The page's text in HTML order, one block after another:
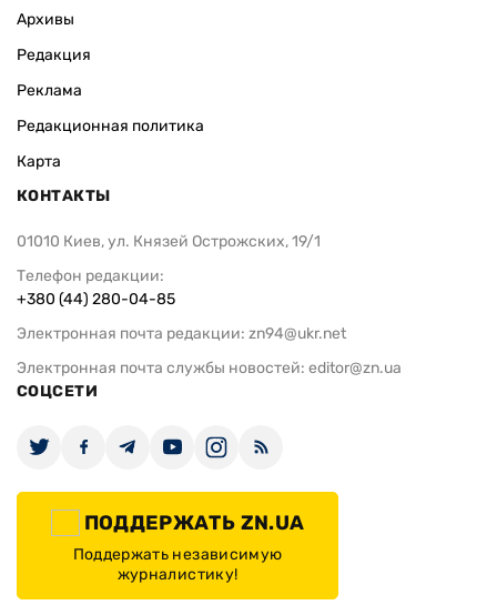
Архивы
Редакция
Реклама
Редакционная политика
Карта
КОНТАКТЫ
01010 Киев, ул. Князей Острожских, 19/1
Телефон редакции:
+380 (44) 280-04-85
Электронная почта редакции: zn94@ukr.net
Электронная почта службы новостей: editor@zn.ua
СОЦСЕТИ
ПОДДЕРЖАТЬ ZN.UA
Поддержать независимую
журналистику!